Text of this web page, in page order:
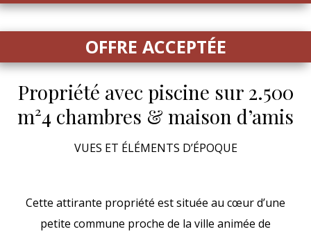
OFFRE ACCEPTÉE
Propriété avec piscine sur 2.500
m²4 chambres & maison d’amis
VUES ET ÉLÉMENTS D’ÉPOQUE
Cette attirante propriété est située au cœur d’une
petite commune proche de la ville animée de